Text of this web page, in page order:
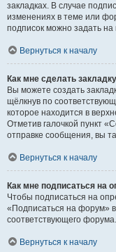
закладках. В случае
изменениях в теме или
подписок можно задать на
Вернуться к началу
Как мне сделать
Вы можете создать
щёлкнув по
которое находится в
Отметив галочкой пункт
отправке сообщения, вы
Вернуться к началу
Как мне подписаться на
Чтобы подписаться на
«Подписаться на форум»
соответствующего форума.
Вернуться к началу